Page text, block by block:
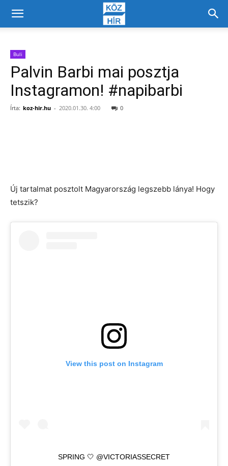
Buli
Palvin Barbi mai posztja
Instagramon! #napibarbi
Írta: koz-hir.hu - 2020.01.30. 4:00 0
Új tartalmat posztolt Magyarország legszebb lánya! Hogy
tetszik?
View this post on Instagram
SPRING 🤍 @VICTORIASSECRET